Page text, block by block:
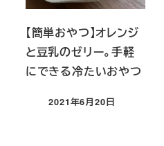
【簡単おやつ】オレンジ
と豆乳のゼリー。手軽
にできる冷たいおやつ
投稿日
2021年6月20日